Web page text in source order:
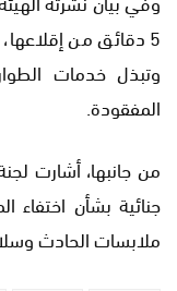
5 دقائق من
وتبذل خدمات
المفقودة.
من جانبها، أشارت
جنائية بشأن
ملابسات الحادث